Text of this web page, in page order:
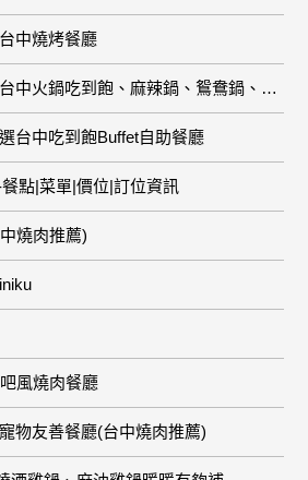
中燒烤餐廳
台中火鍋推薦|精選台中火鍋吃到飽、麻辣鍋、鴛鴦鍋、石頭火鍋、酸菜白肉鍋、海鮮鍋、燒酒雞、麻油雞、壽喜燒等熱門人氣火鍋店!
台中吃到飽Buffet自助餐廳
點|菜單|價位|訂位資訊
燒肉推薦)
風燒肉餐廳
物友善餐廳(台中燒肉推薦)